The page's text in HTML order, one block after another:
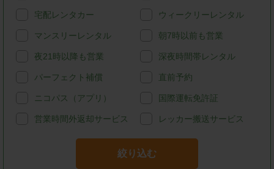
宅配レンタカー ウィークリーレンタル
マンスリーレンタル 朝7時以前も営業
夜21時以降も営業 深夜時間帯レンタル
パーフェクト補償 直前予約
ニコパス（アプリ） 国際運転免許証
営業時間外返却サービス レッカー搬送サービス
絞り込む